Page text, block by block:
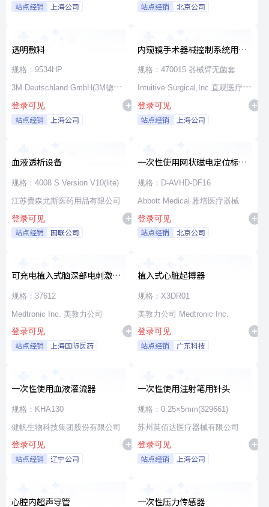
站点经销 上海公司 站点经销 北京公司
透明敷料
规格：9534HP
3M Deutschland GmbH(3M德国
公司)
登录可见
站点经销 上海公司
内窥镜手术器械控制系统用无
源器械和附件
规格：470015 器械臂无菌套
Intuitive Surgical,Inc.直观医疗公
司
登录可见
站点经销 上海公司
血液透析设备
规格：4008 S Version V10(lite)
江苏费森尤斯医药用品有限公司
登录可见
站点经销 国联公司
一次性使用网状磁电定位标测
导管
规格：D-AVHD-DF16
Abbott Medical 雅培医疗器械
登录可见
站点经销 北京公司
可充电植入式脑深部电刺激脉
冲发生器套件
规格：37612
Medtronic Inc. 美敦力公司
登录可见
站点经销 上海国际医药
植入式心脏起搏器
规格：X3DR01
美敦力公司 Medtronic Inc.
登录可见
站点经销 广东科技
一次性使用血液灌流器
规格：KHA130
健帆生物科技集团股份有限公司
登录可见
站点经销 辽宁公司
一次性使用注射笔用针头
规格：0.25×5mm(329661)
苏州英佰达医疗器械有限公司
登录可见
站点经销 上海公司
心腔内超声导管 一次性压力传感器